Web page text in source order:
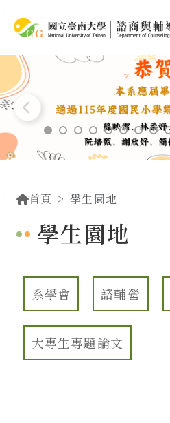
首頁 學生園地
學生園地
系學會 諮輔營
大專生專題論文